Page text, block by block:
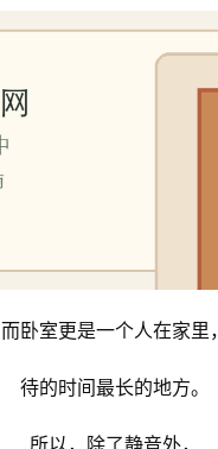
而卧室更是一个人在家里，
待的时间最长的地方。